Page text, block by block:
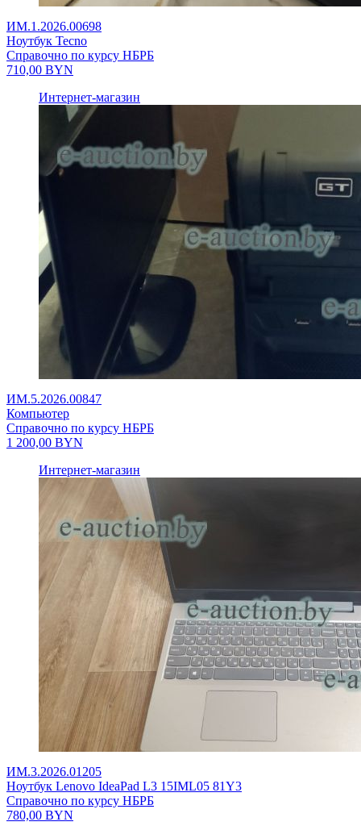
ИМ.1.2026.00698
Ноутбук Tecno
Справочно по курсу НБРБ
710,00 BYN
Интернет-магазин
ИМ.5.2026.00847
Компьютер
Справочно по курсу НБРБ
1 200,00 BYN
Интернет-магазин
ИМ.3.2026.01205
Ноутбук Lenovo IdeaPad L3 15IML05 81Y3
Справочно по курсу НБРБ
780,00 BYN